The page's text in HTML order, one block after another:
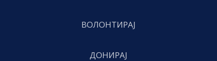
ВОЛОНТИРАЈ
ДОНИРАЈ